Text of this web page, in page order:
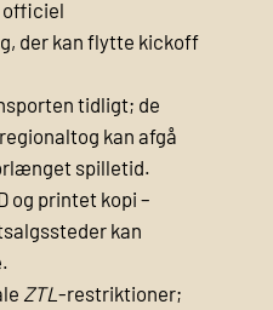
officiel
der kan flytte kickoff
tidligt; de
kan afgå
spilletid.
og printet kopi –
kan
ZTL -restriktioner;